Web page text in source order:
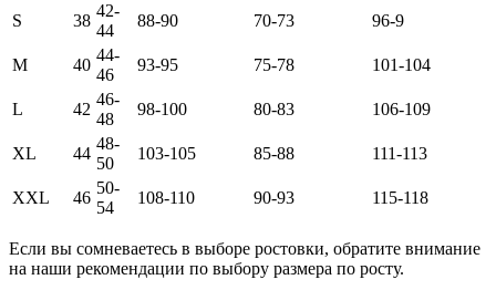
S 38
42-
44
88-90 70-73 96-9
M 40
44-
46
93-95 75-78 101-104
L 42
46-
48
98-100 80-83 106-109
XL 44
48-
50
103-105 85-88 111-113
XXL 46
50-
54
108-110 90-93 115-118
Если вы сомневаетесь в выборе ростовки, обратите внимание
на наши рекомендации по выбору размера по росту.